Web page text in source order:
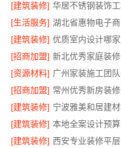
[建筑装修] 华居不锈钢装饰
[生活服务] 湖北省惠物电子
[建筑装修] 优质室内设计哪
[招商加盟]
[资源材料] 广州家装施工团
[招商加盟] 常州优秀新房装
[建筑装修]
[建筑装修]
[建筑装修]